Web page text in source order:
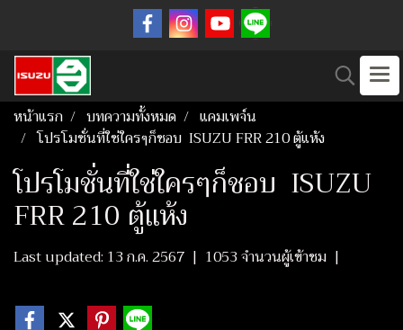
หน้าแรก บทความทั้งหมด
แคมเพจ์น
โปรโมชั่นที่ใช่ใครๆก็ชอบ ​ ISUZU FRR 210 ตู้แห้ง
โปรโมชั่นที่ใช่ใครๆก็ชอบ ​ ISUZU
FRR 210 ตู้แห้ง
Last updated: 13 ก.ค. 2567 | 1053 จำนวนผู้เข้าชม |